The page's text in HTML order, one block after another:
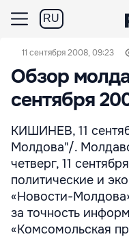
RU
11 сентября 2008, 09:23
Обзор
сентября
КИШИНЕВ, 11
Молдова"/.
четверг, 11
политические и
«Новости-
за точность
«Комсомольская